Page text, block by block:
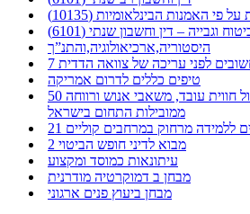
האמנות הבינלאומיות (10135)
וגבייה – דין וחשבון שנתי (6101)
היסטוריה,ארכיאולוגיה,והתנ”ך
חשובים לפני עריכה של צוואה הדדית
טיפים כללים לדרום אמריקה
50 טיפים ויותר לניהול חווית עובד, משאבי אנוש ורווחה
ממובילות התחום בישראל
ללמידה מרחוק במרחבים קוליים
מבוא לדיני חופש הביטוי 2
עיתונאות כמוסד ומקצוע
מבחן ב דמוקרטיה מודרנית
מבחן ביעוץ פנים ארגוני